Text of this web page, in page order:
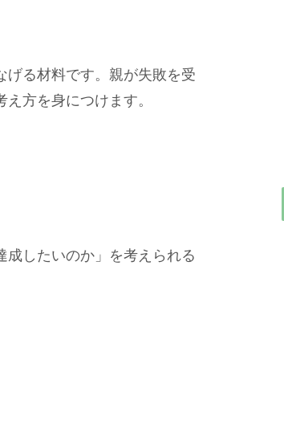
げる材料です。親が失敗を受
方を身につけます。
したいのか」を考えられる